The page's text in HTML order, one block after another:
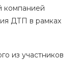
компанией
ДТП в рамках
из участников